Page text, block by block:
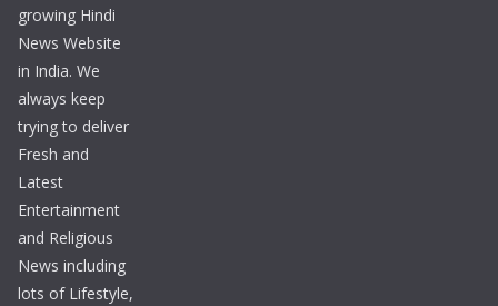
growing Hindi
News Website
in India. We
always keep
trying to deliver
Fresh and
Latest
Entertainment
and Religious
News including
lots of Lifestyle,